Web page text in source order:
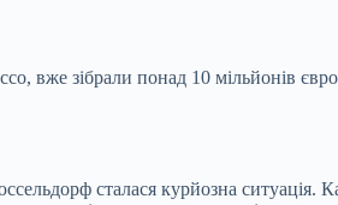
вже зібрали понад 10 мільйонів
сталася курйозна ситуація.